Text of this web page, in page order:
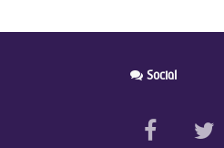
Social